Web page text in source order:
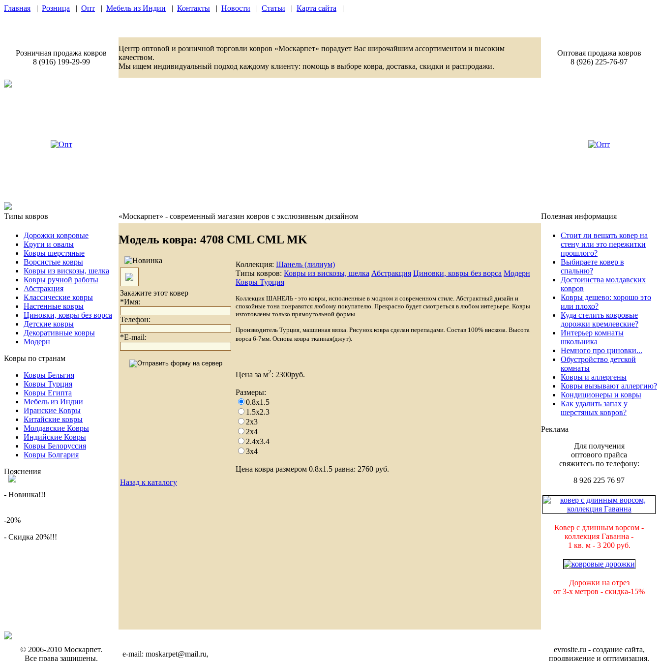
Главная | Розница | Опт | Мебель из Индии | Контакты | Новости | Статьи | Карта сайта |
Розничная продажа ковров
8 (916) 199-29-99
Центр оптовой и розничной торговли ковров «Москарпет» порадует Вас широчайшим ассортиментом и высоким
качеством.
Мы ищем индивидуальный подход каждому клиенту: помощь в выборе ковра, доставка, скидки и распродажи.
Оптовая продажа ковров
8 (926) 225-76-97
Типы ковров «Москарпет» - современный магазин ковров с экслюзивным дизайном Полезная информация
Дорожки ковровые
Круги и овалы
Ковры шерстяные
Ворсистые ковры
Ковры из вискозы, шелка
Ковры ручной работы
Абстракция
Классические ковры
Настенные ковры
Циновки, ковры без ворса
Детские ковры
Декоративные ковры
Модерн
Ковры по странам
Ковры Бельгия
Ковры Турция
Ковры Египта
Мебель из Индии
Иранские Ковры
Китайские ковры
Молдавские Ковры
Индийские Ковры
Ковры Белоруссия
Ковры Болгария
Пояснения
- Новинка!!!
-20%
- Скидка 20%!!!
Модель ковра: 4708 CML CML MK
Закажите этот ковер
*Имя:
Телефон:
*E-mail:
Коллекция: Шанель (лилиум)
Типы ковров: Ковры из вискозы, шелка Абстракция Циновки, ковры без ворса Модерн
Ковры Турция
Коллекция ШАНЕЛЬ - это ковры, исполненные в модном и современном стиле. Абстрактный дизайн и
спокойные тона понравятся любому покупателю. Прекрасно будет смотреться в любом интерьере. Ковры
изготовлены только прямоугольной формы.
Производитель Турция, машинная вязка. Рисунок ковра сделан перепадами. Состав 100% вискоза. Высота
ворса 6-7мм. Основа ковра тканная(джут).
Цена за м2: 2300руб.
Размеры:
0.8x1.5
1.5x2.3
2x3
2x4
2.4x3.4
3x4
Цена ковра размером 0.8x1.5 равна: 2760 руб.
Назад к каталогу
Стоит ли вешать ковер на
стену или это пережитки
прошлого?
Выбираете ковер в
спальню?
Достоинства молдавских
ковров
Ковры дешево: хорошо это
или плохо?
Куда стелить ковровые
дорожки кремлевские?
Интерьер комнаты
школьника
Немного про циновки...
Обустройство детской
комнаты
Ковры и аллергены
Ковры вызывают аллергию?
Кондиционеры и ковры
Как удалить запах у
шерстяных ковров?
Реклама
Для получения
оптового прайса
свяжитесь по телефону:
8 926 225 76 97
Ковер с длинным ворсом -
коллекция Гаванна -
1 кв. м - 3 200 руб.
Дорожки на отрез
от 3-х метров - скидка-15%
© 2006-2010 Москарпет.
Все права защищены.
e-mail: moskarpet@mail.ru,
evrosite.ru - cоздание сайта,
продвижение и оптимизация.